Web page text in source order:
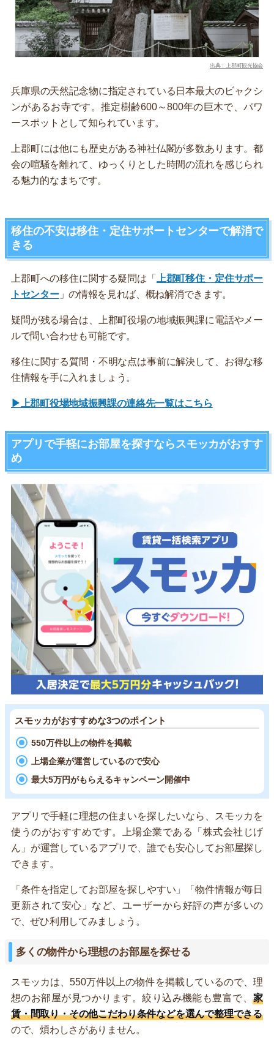
出典：上郡町観光協会
兵庫県の天然記念物に指定されている日本最大のビャクシ
ンがあるお寺です。推定樹齢600～800年の巨木で、パワ
ースポットとして知られています。
上郡町には他にも歴史がある神社仏閣が多数あります。都
会の喧騒を離れて、ゆっくりとした時間の流れを感じられ
る魅力的なまちです。
移住の不安は移住・定住サポートセンターで解消で
きる
上郡町への移住に関する疑問は「
上郡町移住・定住サポー
トセンター」の情報を見れば、概ね解消できます。
疑問が残る場合は、上郡町役場の地域振興課に電話やメー
ルで問い合わせも可能です。
移住に関する質問・不明な点は事前に解決して、お得な移
住情報を手に入れましょう。
▶上郡町役場地域振興課の連絡先一覧はこちら
アプリで手軽にお部屋を探すならスモッカがおすす
め
スモッカがおすすめな3つのポイント
550万件以上の物件を掲載
上場企業が運営しているので安心
最大5万円がもらえるキャンペーン開催中
アプリで手軽に理想の住まいを探したいなら、スモッカを
使うのがおすすめです。上場企業である「株式会社じげ
ん」が運営しているアプリで、誰でも安心してお部屋探し
できます。
「条件を指定してお部屋を探しやすい」「物件情報が毎日
更新されて安心」など、ユーザーから好評の声が多いの
で、ぜひ利用してみましょう。
多くの物件から理想のお部屋を探せる
スモッカは、550万件以上の物件を掲載しているので、理
想のお部屋が見つかります。絞り込み機能も豊富で、家
賃・間取り・その他こだわり条件などを選んで整理できる
ので、煩わしさがありません。